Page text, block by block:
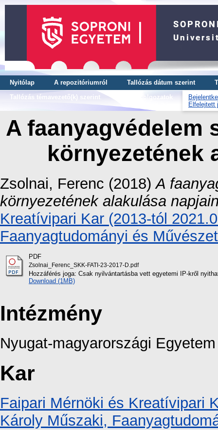
Nyitólap A repozitóriumról Tallózás dátum szerint
Tallózás témavezető(k) szerint
OTDK dolgozatok
Elfelejtett
A faanyagvédelem
környezetének
Zsolnai, Ferenc (2018)A
környezetének alakulása
Kreatívipari Kar (2013-tól
Faanyagtudományi és
PDF
Zsolnai_Ferenc_SKK-FATI-23-2017-D.pdf
Hozzáférés joga: Csak nyilvántartásba vett egyetemi IP-kről
Download (1MB)
Intézmény
Nyugat-magyarországi Egyetem
Kar
Faipari Mérnöki és Kreatívipari
Károly Műszaki,